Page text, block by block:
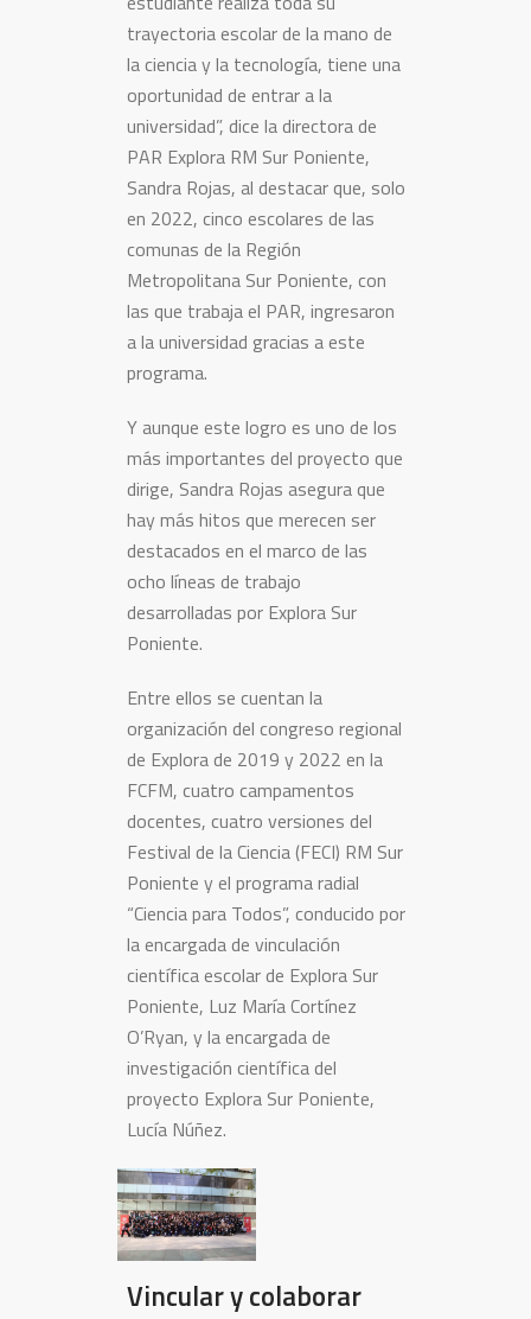
trayectoria escolar de la mano de
la ciencia y la tecnología, tiene una
oportunidad de entrar a la
universidad”, dice la directora de
PAR Explora RM Sur Poniente,
Sandra Rojas, al destacar que, solo
en 2022, cinco escolares de las
comunas de la Región
Metropolitana Sur Poniente, con
las que trabaja el PAR, ingresaron
a la universidad gracias a este
programa.
Y aunque este logro es uno de los
más importantes del proyecto que
dirige, Sandra Rojas asegura que
hay más hitos que merecen ser
destacados en el marco de las
ocho líneas de trabajo
desarrolladas por Explora Sur
Poniente.
Entre ellos se cuentan la
organización del congreso regional
de Explora de 2019 y 2022 en la
FCFM, cuatro campamentos
docentes, cuatro versiones del
Festival de la Ciencia (FECI) RM Sur
Poniente y el programa radial
“Ciencia para Todos”, conducido por
la encargada de vinculación
científica escolar de Explora Sur
Poniente, Luz María Cortínez
O’Ryan, y la encargada de
investigación científica del
proyecto Explora Sur Poniente,
Lucía Núñez.
Vincular y colaborar